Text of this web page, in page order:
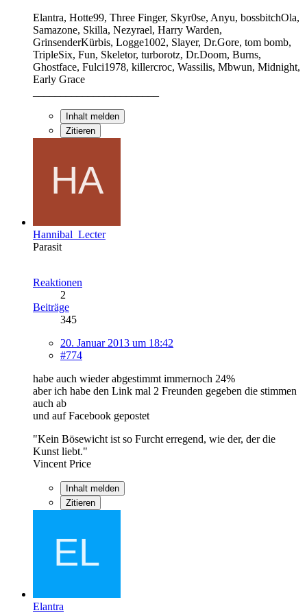
Elantra, Hotte99, Three Finger, Skyr0se, Anyu, bossbitchOla,
Samazone, Skilla, Nezyrael, Harry Warden,
GrinsenderKürbis, Logge1002, Slayer, Dr.Gore, tom bomb,
TripleSix, Fun, Skeletor, turborotz, Dr.Doom, Burns,
Ghostface, Fulci1978, killercroc, Wassilis, Mbwun, Midnight,
Early Grace
Inhalt melden
Zitieren
Hannibal_Lecter
Parasit
Reaktionen
2
Beiträge
345
20. Januar 2013 um 18:42
#774
habe auch wieder abgestimmt immernoch 24%
aber ich habe den Link mal 2 Freunden gegeben die stimmen
auch ab
und auf Facebook gepostet
"Kein Bösewicht ist so Furcht erregend, wie der, der die
Kunst liebt."
Vincent Price
Inhalt melden
Zitieren
Elantra